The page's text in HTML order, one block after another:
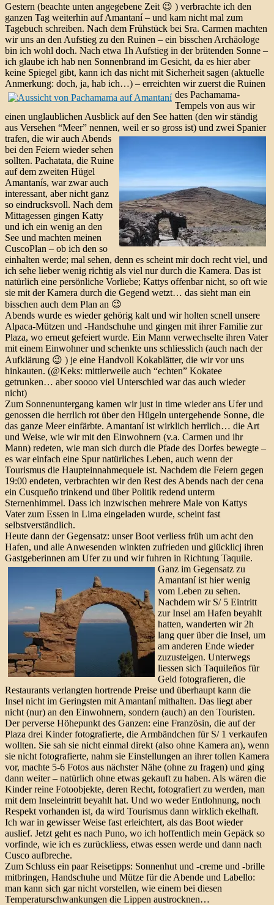
Gestern (beachte unten angegebene Zeit 😉 ) verbrachte ich den
ganzen Tag weiterhin auf Amantaní – und kam nicht mal zum
Tagebuch schreiben. Nach dem Frühstück bei Sra. Carmen machten
wir uns an den Aufstieg zu den Ruinen – ein bisschen Archäologe
bin ich wohl doch. Nach etwa 1h Aufstieg in der brütenden Sonne –
ich glaube ich hab nen Sonnenbrand im Gesicht, da es hier aber
keine Spiegel gibt, kann ich das nicht mit Sicherheit sagen (aktuelle
Anmerkung: doch, ja, hab ich…) – erreichten wir zuerst die Ruinen
des Pachamama-
Tempels von aus wir
einen unglaublichen Ausblick auf den See hatten (den wir ständig
aus Versehen “Meer” nennen, weil er so gross ist) und zwei Spanier
trafen, die wir auch Abends
bei den Feiern wieder sehen
sollten. Pachatata, die Ruine
auf dem zweiten Hügel
Amantanís, war zwar auch
interessant, aber nicht ganz
so eindrucksvoll. Nach dem
Mittagessen gingen Katty
und ich ein wenig an den
See und machten meinen
CuscoPlan – ob ich den so
einhalten werde; mal sehen, denn es scheint mir doch recht viel, und
ich sehe lieber wenig richtig als viel nur durch die Kamera. Das ist
natürlich eine persönliche Vorliebe; Kattys offenbar nicht, so oft wie
sie mit der Kamera durch die Gegend wetzt… das sieht man ein
bisschen auch dem Plan an 😉
Abends wurde es wieder gehörig kalt und wir holten scnell unsere
Alpaca-Mützen und -Handschuhe und gingen mit ihrer Familie zur
Plaza, wo erneut gefeiert wurde. Ein Mann verwechselte ihren Vater
mit einem Einwohner und schenkte uns schliesslich (auch nach der
Aufklärung 😉 ) je eine Handvoll Kokablätter, die wir vor uns
hinkauten. (@Keks: mittlerweile auch “echten” Kokatee
getrunken… aber soooo viel Unterschied war das auch wieder
nicht)
Zum Sonnenuntergang kamen wir just in time wieder ans Ufer und
genossen die herrlich rot über den Hügeln untergehende Sonne, die
das ganze Meer einfärbte. Amantaní ist wirklich herrlich… die Art
und Weise, wie wir mit den Einwohnern (v.a. Carmen und ihr
Mann) redeten, wie man sich durch die Pfade des Dorfes bewegte –
es war einfach eine Spur natürliches Leben, auch wenn der
Tourismus die Haupteinnahmequele ist. Nachdem die Feiern gegen
19:00 endeten, verbrachten wir den Rest des Abends nach der cena
ein Cusqueño trinkend und über Politik redend unterm
Sternenhimmel. Dass ich inzwischen mehrere Male von Kattys
Vater zum Essen in Lima eingeladen wurde, scheint fast
selbstverständlich.
Heute dann der Gegensatz: unser Boot verliess früh um acht den
Hafen, und alle Anwesenden winkten zufrieden und glücklicj ihren
Gastgeberinnen am Ufer zu und wir fuhren in Richtung Taquile.
Ganz im Gegensatz zu
Amantaní ist hier wenig
vom Leben zu sehen.
Nachdem wir S/ 5 Eintritt
zur Insel am Hafen beyahlt
hatten, wanderten wir 2h
lang quer über die Insel, um
am anderen Ende wieder
zuzusteigen. Unterwegs
liessen sich Taquileños für
Geld fotografieren, die
Restaurants verlangten hortrende Preise und überhaupt kann die
Insel nicht im Geringsten mit Amantaní mithalten. Das liegt aber
nicht (nur) an den Einwohnern, sondern (auch) an den Touristen.
Der perverse Höhepunkt des Ganzen: eine Französin, die auf der
Plaza drei Kinder fotografierte, die Armbändchen für S/ 1 verkaufen
wollten. Sie sah sie nicht einmal direkt (also ohne Kamera an), wenn
sie nicht fotografierte, nahm sie Einstellungen an ihrer tollen Kamera
vor, machte 5-6 Fotos aus nächster Nähe (ohne zu fragen) und ging
dann weiter – natürlich ohne etwas gekauft zu haben. Als wären die
Kinder reine Fotoobjekte, deren Recht, fotografiert zu werden, man
mit dem Inseleintritt beyahlt hat. Und wo weder Entlohnung, noch
Respekt vorhanden ist, da wird Tourismus dann wirklich ekelhaft.
Ich war in gewisser Weise fast erleichtert, als das Boot wieder
auslief. Jetzt geht es nach Puno, wo ich hoffentlich mein Gepäck so
vorfinde, wie ich es zurückliess, etwas essen werde und dann nach
Cusco aufbreche.
Zum Schluss ein paar Reisetipps: Sonnenhut und -creme und -brille
mitbringen, Handschuhe und Mütze für die Abende und Labello:
man kann sich gar nicht vorstellen, wie einem bei diesen
Temperaturschwankungen die Lippen austrocknen…